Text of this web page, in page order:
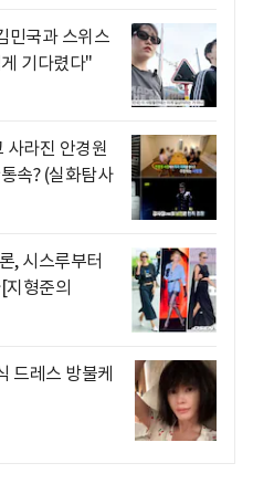
민국과 스위스
기다렸다"
사라진 안경원
속? (실화탐사
, 시스루부터
형준의
드레스 방불케